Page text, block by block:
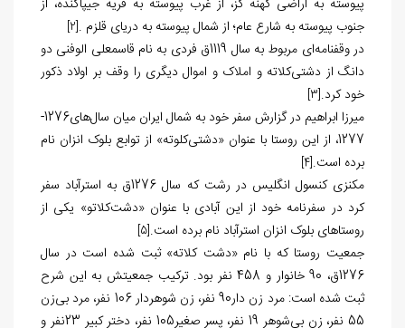
پیوسته به اراضی کهنه گز، از غرب پیوسته به قریه جیپاکنده، از
جنوب پیوسته به شارع عام؛ از شمال پیوسته به دریای قلزم .[2]
در وقفنامه‌‏ای مربوط به سال 1119ق فردی به نام قاسمعلی الوفنی دو
دانگ از دشتی‏‌کلاته و املاک و اموال دیگری را وقف بر اولاد ذکور
خود کرد.[3]
میرزا ابراهیم در گزارش سفر خود به شمال ایران میان سال‏‌های1276-
1277، از این روستا با عنوان «دشتی‏‌کلوته» از توابع بلوک انزان نام
برده است.[4]
مکنزی کنسول انگلیس در رشت که سال 1276ق به استرآباد سفر
کرد در سفرنامه خود از این آبادی با عنوان «دشت‏‌کلاتو» یکی از
روستاهای بلوک انزان استرآباد نام برده است.[5]
جمعیت روستا که با نام «دشت کلاته» ثبت شده است در سال
1276ق، 90 خانوار و 458 نفر بود. ترکیب جمعیتش به این شرح
ثبت شده است: مرد زن دار90 نفر، زن شوهردار 106 نفر، مرد بی‌زن
55 نفر، زن بی‌شوهر 19 نفر، پسر صغیر105 نفر، دختر کبیر 23نفر و